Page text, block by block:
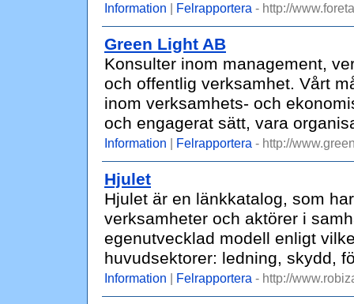
Information | Felrapportera - http://
Green Light AB
Konsulter inom management,
och offentlig verksamhet. Vårt
inom verksamhets- och
och engagerat sätt, vara
Information | Felrapportera - http://
Hjulet
Hjulet är en länkkatalog, som
verksamheter och aktörer i
egenutvecklad modell enligt
huvudsektorer: ledning, skydd,
Information | Felrapportera - http://